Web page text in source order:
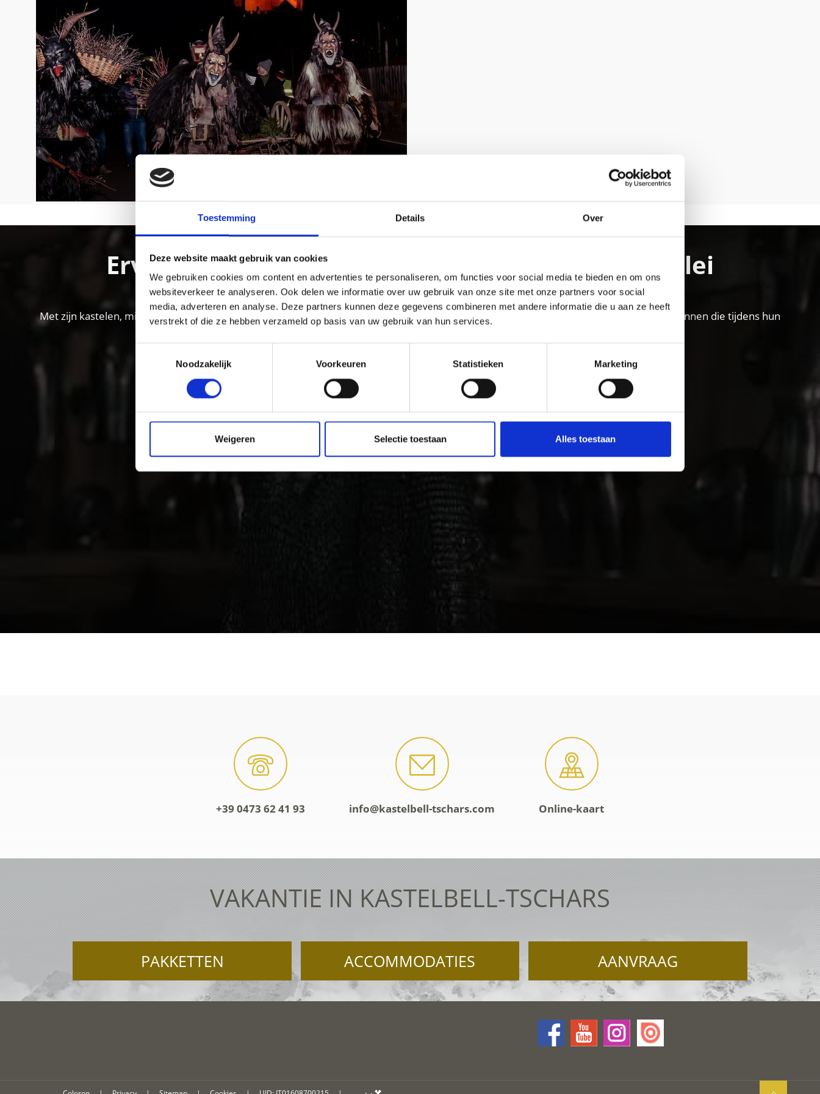
Toestemming Details Over
Deze website maakt gebruik van cookies
We gebruiken cookies om content en advertenties te personaliseren, om functies voor social media te bieden en om ons
websiteverkeer te analyseren. Ook delen we informatie over uw gebruik van onze site met onze partners voor social
media, adverteren en analyse. Deze partners kunnen deze gegevens combineren met andere informatie die u aan ze heeft
verstrekt of die ze hebben verzameld op basis van uw gebruik van hun services.
Noodzakelijk
Voorkeuren Statistieken Marketing
Weigeren Selectie toestaan Alles toestaan
Ervaar de cultuur en gebruiken in Vinschgau vallei
Met zijn kastelen, middeleeuwse klooster- en stadsmuren en levendige tradities is het zonnige Vinschgau vallei vakantiegebied voor gezinnen die tijdens hun
+39 0473 62 41 93 info@kastelbell-tschars.com Online-kaart
VAKANTIE IN KASTELBELL-TSCHARS
PAKKETTEN ACCOMMODATIES AANVRAAG